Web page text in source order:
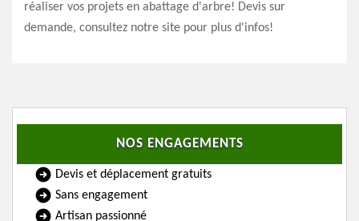
réaliser vos projets en abattage d'arbre! Devis sur
demande, consultez notre site pour plus d'infos!
NOS ENGAGEMENTS
Devis et déplacement gratuits
Sans engagement
Artisan passionné